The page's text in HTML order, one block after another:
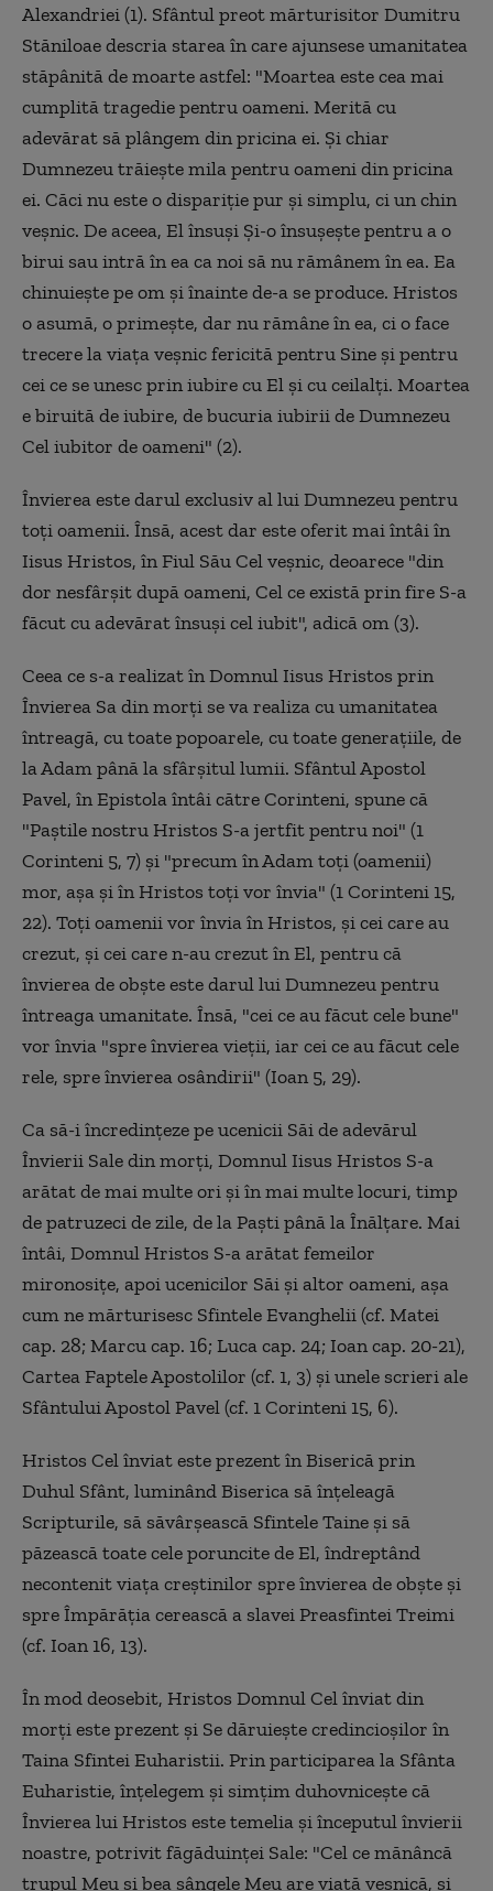
Alexandriei (1). Sfântul preot mărturisitor Dumitru
Stăniloae descria starea în care ajunsese umanitatea
stăpânită de moarte astfel: "Moartea este cea mai
cumplită tragedie pentru oameni. Merită cu
adevărat să plângem din pricina ei. Şi chiar
Dumnezeu trăieşte mila pentru oameni din pricina
ei. Căci nu este o dispariţie pur şi simplu, ci un chin
veşnic. De aceea, El însuşi Şi-o însuşeşte pentru a o
birui sau intră în ea ca noi să nu rămânem în ea. Ea
chinuieşte pe om şi înainte de-a se produce. Hristos
o asumă, o primeşte, dar nu rămâne în ea, ci o face
trecere la viaţa veşnic fericită pentru Sine şi pentru
cei ce se unesc prin iubire cu El şi cu ceilalţi. Moartea
e biruită de iubire, de bucuria iubirii de Dumnezeu
Cel iubitor de oameni" (2).
Învierea este darul exclusiv al lui Dumnezeu pentru
toţi oamenii. Însă, acest dar este oferit mai întâi în
Iisus Hristos, în Fiul Său Cel veşnic, deoarece "din
dor nesfârşit după oameni, Cel ce există prin fire S-a
făcut cu adevărat însuşi cel iubit", adică om (3).
Ceea ce s-a realizat în Domnul Iisus Hristos prin
Învierea Sa din morţi se va realiza cu umanitatea
întreagă, cu toate popoarele, cu toate generaţiile, de
la Adam până la sfârşitul lumii. Sfântul Apostol
Pavel, în Epistola întâi către Corinteni, spune că
"Paştile nostru Hristos S-a jertfit pentru noi" (1
Corinteni 5, 7) şi "precum în Adam toţi (oamenii)
mor, aşa şi în Hristos toţi vor învia" (1 Corinteni 15,
22). Toţi oamenii vor învia în Hristos, şi cei care au
crezut, şi cei care n-au crezut în El, pentru că
învierea de obşte este darul lui Dumnezeu pentru
întreaga umanitate. Însă, "cei ce au făcut cele bune"
vor învia "spre învierea vieţii, iar cei ce au făcut cele
rele, spre învierea osândirii" (Ioan 5, 29).
Ca să-i încredinţeze pe ucenicii Săi de adevărul
Învierii Sale din morţi, Domnul Iisus Hristos S-a
arătat de mai multe ori şi în mai multe locuri, timp
de patruzeci de zile, de la Paşti până la Înălţare. Mai
întâi, Domnul Hristos S-a arătat femeilor
mironosiţe, apoi ucenicilor Săi şi altor oameni, aşa
cum ne mărturisesc Sfintele Evanghelii (cf. Matei
cap. 28; Marcu cap. 16; Luca cap. 24; Ioan cap. 20-21),
Cartea Faptele Apostolilor (cf. 1, 3) şi unele scrieri ale
Sfântului Apostol Pavel (cf. 1 Corinteni 15, 6).
Hristos Cel înviat este prezent în Biserică prin
Duhul Sfânt, luminând Biserica să înţeleagă
Scripturile, să săvârşească Sfintele Taine şi să
păzească toate cele poruncite de El, îndreptând
necontenit viaţa creştinilor spre învierea de obşte şi
spre Împărăţia cerească a slavei Preasfintei Treimi
(cf. Ioan 16, 13).
În mod deosebit, Hristos Domnul Cel înviat din
morţi este prezent şi Se dăruieşte credincioşilor în
Taina Sfintei Euharistii. Prin participarea la Sfânta
Euharistie, înţelegem şi simţim duhovniceşte că
Învierea lui Hristos este temelia şi începutul învierii
noastre, potrivit făgăduinţei Sale: "Cel ce mănâncă
trupul Meu şi bea sângele Meu are viaţă veşnică, şi